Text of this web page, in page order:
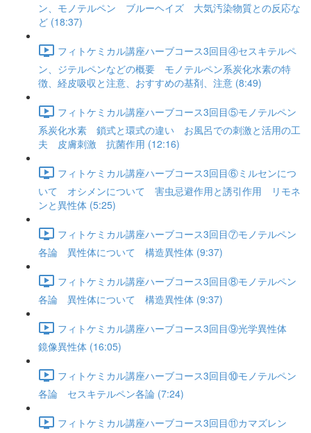
ン、モノテルペン ブルーヘイズ 大気汚染物質との反応な
ど (18:37)
フィトケミカル講座ハーブコース3回目④セスキテルペ
ン、ジテルペンなどの概要 モノテルペン系炭化水素の特
徴、経皮吸収と注意、おすすめの基剤、注意 (8:49)
フィトケミカル講座ハーブコース3回目⑤モノテルペン
系炭化水素 鎖式と環式の違い お風呂での刺激と活用の工
夫 皮膚刺激 抗菌作用 (12:16)
フィトケミカル講座ハーブコース3回目⑥ミルセンにつ
いて オシメンについて 害虫忌避作用と誘引作用 リモネ
ンと異性体 (5:25)
フィトケミカル講座ハーブコース3回目⑦モノテルペン
各論 異性体について 構造異性体 (9:37)
フィトケミカル講座ハーブコース3回目⑧モノテルペン
各論 異性体について 構造異性体 (9:37)
フィトケミカル講座ハーブコース3回目⑨光学異性体
鏡像異性体 (16:05)
フィトケミカル講座ハーブコース3回目⑩モノテルペン
各論 セスキテルペン各論 (7:24)
フィトケミカル講座ハーブコース3回目⑪カマズレン